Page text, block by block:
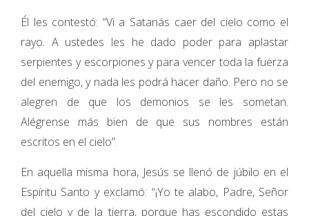
Él les contestó: “Vi a Satanás caer del cielo como el
rayo. A ustedes les he dado poder para aplastar
serpientes y escorpiones y para vencer toda la fuerza
del enemigo, y nada les podrá hacer daño. Pero no se
alegren de que los demonios se les sometan.
Alégrense más bien de que sus nombres están
escritos en el cielo”.
En aquella misma hora, Jesús se llenó de júbilo en el
Espíritu Santo y exclamó: “¡Yo te alabo, Padre, Señor
del cielo y de la tierra, porque has escondido estas